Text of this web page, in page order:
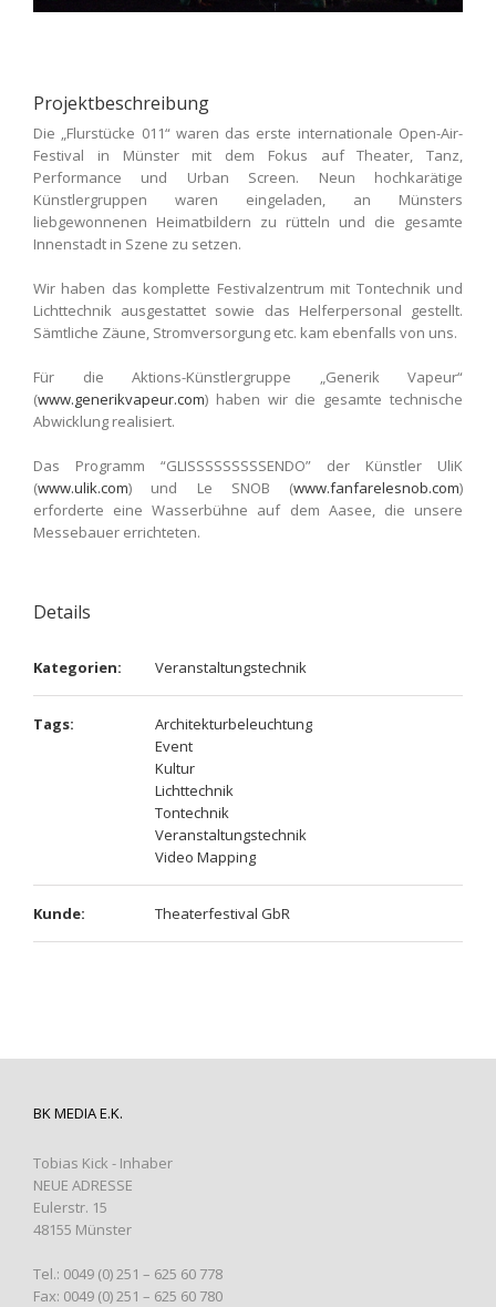
Projektbeschreibung
Die „Flurstücke 011“ waren das erste internationale Open-Air-
Festival in Münster mit dem Fokus auf Theater, Tanz,
Performance und Urban Screen. Neun hochkarätige
Künstlergruppen waren eingeladen, an Münsters
liebgewonnenen Heimatbildern zu rütteln und die gesamte
Innenstadt in Szene zu setzen.
Wir haben das komplette Festivalzentrum mit Tontechnik und
Lichttechnik ausgestattet sowie das Helferpersonal gestellt.
Sämtliche Zäune, Stromversorgung etc. kam ebenfalls von uns.
Für die Aktions-Künstlergruppe „Generik Vapeur“
(www.generikvapeur.com) haben wir die gesamte technische
Abwicklung realisiert.
Das Programm “GLISSSSSSSSSENDO” der Künstler UliK
(www.ulik.com) und Le SNOB (www.fanfarelesnob.com)
erforderte eine Wasserbühne auf dem Aasee, die unsere
Messebauer errichteten.
Details
Kategorien: Veranstaltungstechnik
Tags:
Architekturbeleuchtung
Event
Kultur
Lichttechnik
Tontechnik
Veranstaltungstechnik
Video Mapping
Kunde: Theaterfestival GbR
BK MEDIA E.K.
Tobias Kick - Inhaber
NEUE ADRESSE
Eulerstr. 15
48155 Münster
Tel.: 0049 (0) 251 – 625 60 778
Fax: 0049 (0) 251 – 625 60 780